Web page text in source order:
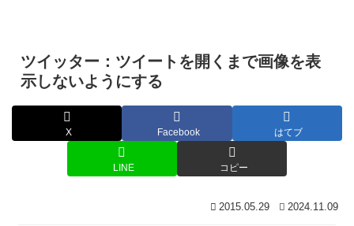
ツイッター：ツイートを開くまで画像を表
示しないようにする
X Facebook はてブ
LINE コピー
2015.05.29 2024.11.09